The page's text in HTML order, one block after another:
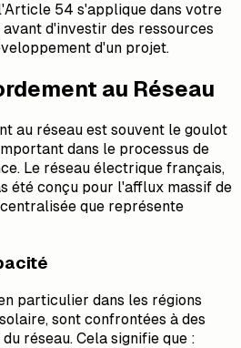
54 s'applique dans votre
d'investir des ressources
d'un projet.
au Réseau
au réseau est souvent le goulot
dans le processus de
Le réseau électrique français,
été conçu pour l'afflux massif de
que représente
particulier dans les régions
sont confrontées à des
réseau. Cela signifie que :